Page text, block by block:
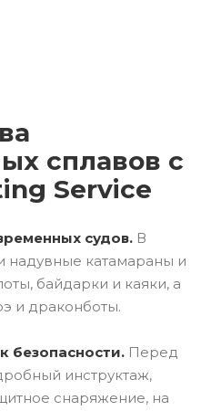
сплавов с
Service
судов. В
катамараны и
байдарки и каяки, а
и драконботы.
безопасности. Перед
инструктаж,
снаряжение, на